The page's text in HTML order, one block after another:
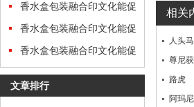
美的艺术品
香水盒包装融合印文化能促
进文化传承
香水盒包装融合印文化能促
进文化传承
香水盒包装融合印文化能促
进文化传承
文章排行
相关
人头马
尊尼
路虎
阿玛尼